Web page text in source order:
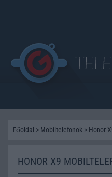
Főoldal > Mobiltelefonok > Honor
HONOR X9